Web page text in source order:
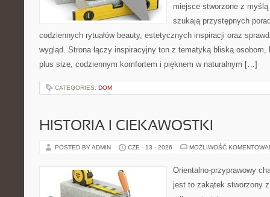
miejsce stworzone z
szukają przystępnych
codziennych rytuałów beauty, estetycznych inspiracji oraz
wygląd. Strona łączy inspiracyjny ton z tematyką bliską osobom,
plus size, codziennym komfortem i pięknem w naturalnym […]
CATEGORIES: DOM
HISTORIA I CIEKAWOSTKI
POSTED BY ADMIN CZE - 13 - 2026 MOŻLIWOŚĆ
Orientalno-przyprawowy
jest to zakątek stworzony